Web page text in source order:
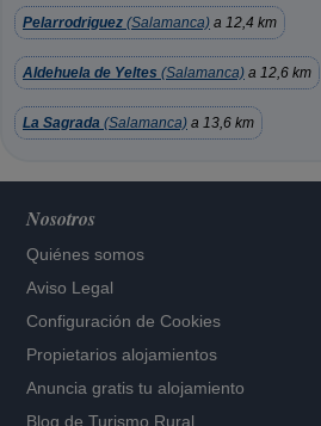
Pelarrodriguez (Salamanca) a 12,4 km
Aldehuela de Yeltes (Salamanca) a 12,6 km
La Sagrada (Salamanca) a 13,6 km
Nosotros
Quiénes somos
Aviso Legal
Configuración de Cookies
Propietarios alojamientos
Anuncia gratis tu alojamiento
Blog de Turismo Rural